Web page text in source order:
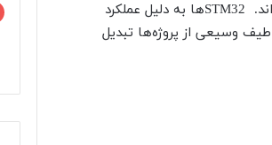
STMicroelectronics تولید شده و بر پایه معماری ARM Cortex-M طراحی شده‌اند. STM32ها به دلیل عملکرد
طیف وسیعی از پروژه‌ها تبدیل